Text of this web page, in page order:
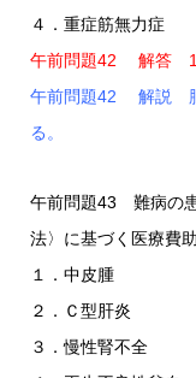
４．重症筋無力症
午前問題42 解答 1
午前問題42 解説 肺
る。
午前問題43 難病の
法〉に基づく医療費
１．中皮腫
２．Ｃ型肝炎
３．慢性腎不全